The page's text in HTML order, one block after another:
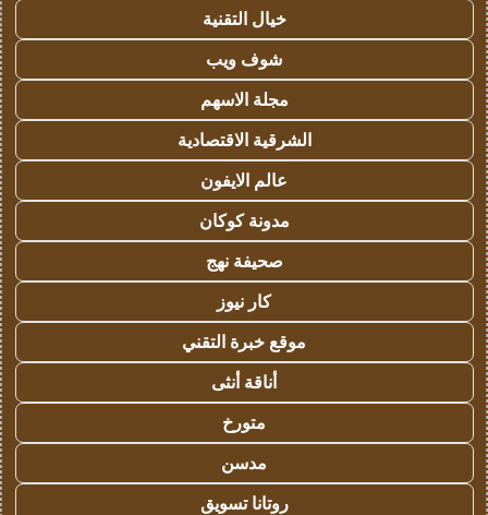
خيال التقنية
شوف ويب
مجلة الاسهم
الشرقية الاقتصادية
عالم الايفون
مدونة كوكان
صحيفة نهج
كار نيوز
موقع خبرة التقني
أناقة أنثى
متورخ
مدسن
روتانا تسويق